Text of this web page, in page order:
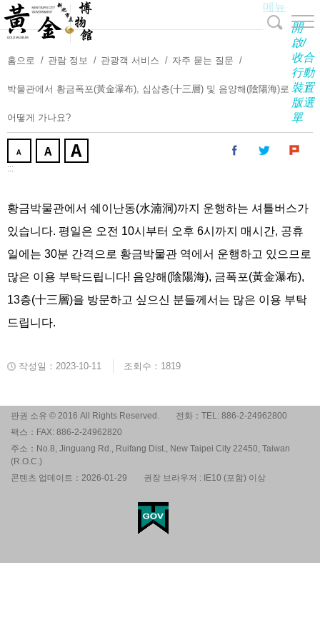
내
용
기
메뉴
開
啟/
收合
行動
裝置
版選
單
홈으로 관람 정보 관광객 서비스 자주 묻는 질문
박물관에서 황금폭포(黃金瀑布), 십삼층(十三層) 및 음양해(陰陽海)로
어떻게 가나요?
:::
황금박물관에서 쉐이난동(水湳洞)까지 운행하는 셔틀버스가
있습니다. 평일은 오전 10시부터 오후 6시까지 매시간, 공휴
일에는 30분 간격으로 황금박물관 역에서 운행하고 있으므로
많은 이용 부탁드립니다! 음양해(陰陽海), 금폭포(黃金瀑布),
13층(十三層)을 방문하고 싶으신 분들께서는 많은 이용 부탁
드립니다.
작성일：2023-10-11 조회수：1819
판권 소유 © 2016 All Rights Reserved.
전화：TEL: 886-2-24962800
팩스：FAX: 886-2-24962820
주소：No.8, Jinguang Rd., Ruifang Dist., New Taipei City 22450, Taiwan
(R.O.C.)
콘텐츠 업데이트：2026-01-29
권장 브라우저 : IE10 (포함) 이상